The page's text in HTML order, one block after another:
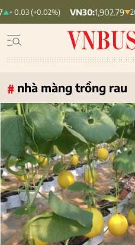
VN30:1,902.79 20.7 (1.08%)
# nhà màng trồng rau